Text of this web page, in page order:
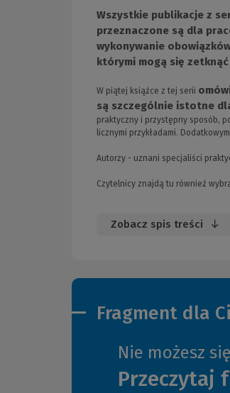
strony)
Wszystkie publikacje z
przeznaczone są dla
wykonywanie
którymi mogą się
W piątej książce z tej serii
są szczególnie istotne
praktyczny i przystępny sposób,
licznymi przykładami.
Autorzy - uznani specjaliści
Czytelnicy znajdą tu również
Zobacz spis treści
Fragment dla
Nie możesz
Przeczytaj